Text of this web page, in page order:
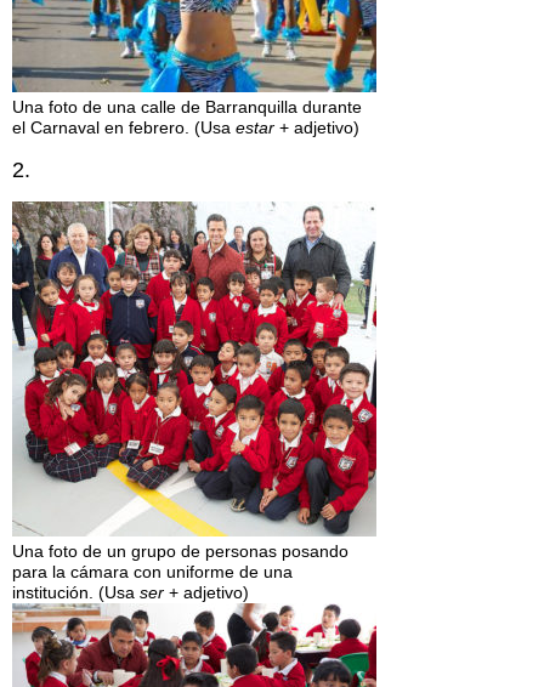
Una foto de una calle de Barranquilla durante
el Carnaval en febrero. (Usaestar + adjetivo)
2.
Una foto de un grupo de personas posando
para la cámara con uniforme de una
institución. (Usaser + adjetivo)